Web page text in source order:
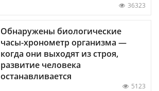
36323
Обнаружены биологические
часы-хронометр организма —
когда они выходят из строя,
развитие человека
останавливается
5123